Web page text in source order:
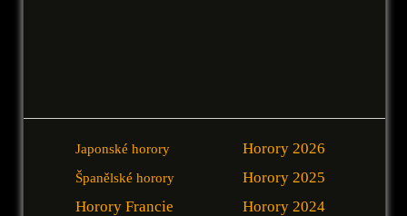
Japonské horory
Španělské horory
Horory Francie
Horory 2026
Horory 2025
Horory 2024